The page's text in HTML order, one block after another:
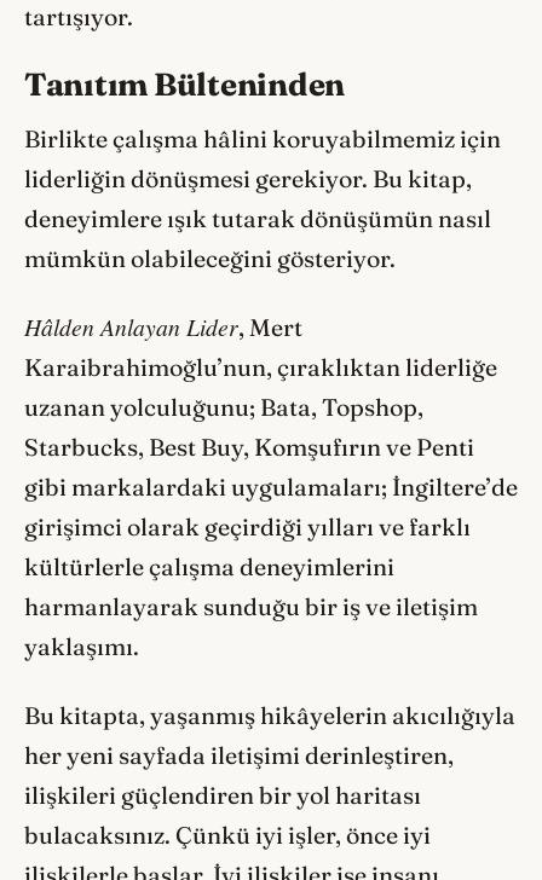
tartışıyor.
Tanıtım Bülteninden
Birlikte çalışma hâlini koruyabilmemiz için
liderliğin dönüşmesi gerekiyor. Bu kitap,
deneyimlere ışık tutarak dönüşümün nasıl
mümkün olabileceğini gösteriyor.
Hâlden Anlayan Lider, Mert
Karaibrahimoğlu’nun, çıraklıktan liderliğe
uzanan yolculuğunu; Bata, Topshop,
Starbucks, Best Buy, Komşufırın ve Penti
gibi markalardaki uygulamaları; İngiltere’de
girişimci olarak geçirdiği yılları ve farklı
kültürlerle çalışma deneyimlerini
harmanlayarak sunduğu bir iş ve iletişim
yaklaşımı.
Bu kitapta, yaşanmış hikâyelerin akıcılığıyla
her yeni sayfada iletişimi derinleştiren,
ilişkileri güçlendiren bir yol haritası
bulacaksınız. Çünkü iyi işler, önce iyi